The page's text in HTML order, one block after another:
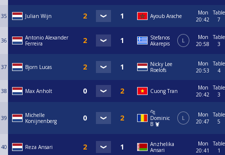
35 Julian Wijn Ayoub Arache
Mon
20:42
Table
7
36
Antonio Alexander
Ferreira
Stefanos
Akarepis
L
Mon
20:58
Table
3
37 Bjorn Lucas
Nicky Lee
Roelofs
Mon
20:53
Table
4
38 Max Anholt Cuong Tran
Mon
20:42
Table
3
39
Michelle
Konijnenberg
🐆
Dominic
B 🦞
L
Mon
20:47
Table
5
40 Reza Ansari
Anzhelika
Ansari
Mon
20:41
Table
1